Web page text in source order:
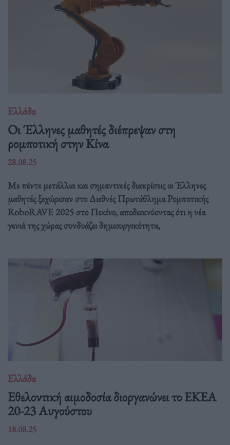
Ελλάδα
Οι Έλληνες μαθητές διέπρεψαν στη
ρομποτική στην Κίνα
28.08.25
Με πέντε μετάλλια και σημαντικές διακρίσεις οι Έλληνες
μαθητές ξεχώρισαν στο Διεθνές Πρωτάθλημα Ρομποτικής
RoboRAVE 2025 στο Πεκίνο, αποδεικνύοντας ότι η νέα
γενιά της χώρας συνδυάζει δημιουργικότητα,
Ελλάδα
Eθελοντική αιμοδοσία διοργανώνει το ΕΚΕΑ
20-23 Αυγούστου
18.08.25